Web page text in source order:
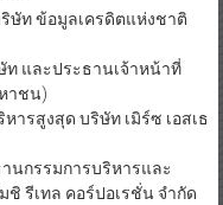
ษัท ข้อมูลเครดิตแห่งชาติ
และประธานเจ้าหน้าที่
าชน)
รสูงสุด บริษัท เมิร์ซ เอสเธ
นกรรมการบริหารและ
รีเทล คอร์ปอเรชั่น จำกัด